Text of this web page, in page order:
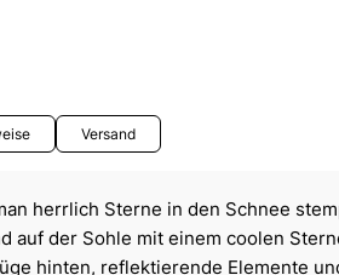
Versand
herrlich Sterne in den Schnee
auf der Sohle mit einem coolen
hinten, reflektierende Elemente